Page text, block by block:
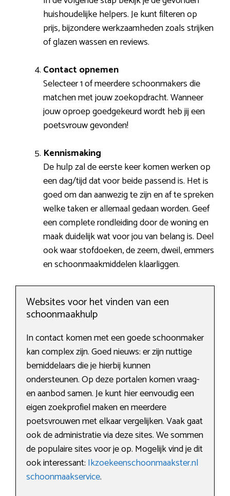
huishoudelijke helpers. Je kunt filteren op
prijs, bijzondere werkzaamheden zoals strijken
of glazen wassen en reviews.
Contact opnemen
Selecteer 1 of meerdere schoonmakers die
matchen met jouw zoekopdracht. Wanneer
jouw oproep goedgekeurd wordt heb jij een
poetsvrouw gevonden!
Kennismaking
De hulp zal de eerste keer komen werken op
een dag/tijd dat voor beide passend is. Het is
goed om dan aanwezig te zijn en af te spreken
welke taken er allemaal gedaan worden. Geef
een complete rondleiding door de woning en
maak duidelijk wat voor jou van belang is. Deel
ook waar stofdoeken, de zeem, dweil, emmers
en schoonmaakmiddelen klaarliggen.
Websites voor het vinden van een
schoonmaakhulp
In contact komen met een goede schoonmaker
kan complex zijn. Goed nieuws: er zijn nuttige
bemiddelaars die je hierbij kunnen
ondersteunen. Op deze portalen komen vraag-
en aanbod samen. Je kunt hier eenvoudig een
eigen zoekprofiel maken en meerdere
poetsvrouwen met elkaar vergelijken. Vaak gaat
ook de administratie via deze sites. We sommen
de populaire sites voor je op. Mogelijk vind je dit
ook interessant: Ikzoekeenschoonmaakster.nl
schoonmaakservice.